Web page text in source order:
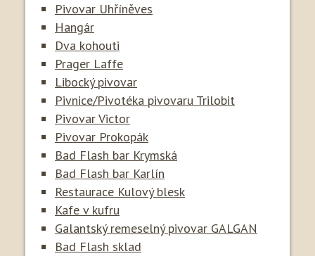
Pivovar Uhříněves
Hangár
Dva kohouti
Prager Laffe
Libocký pivovar
Pivnice/Pivotéka pivovaru Trilobit
Pivovar Victor
Pivovar Prokopák
Bad Flash bar Krymská
Bad Flash bar Karlín
Restaurace Kulový blesk
Kafe v kufru
Galantský remeselný pivovar GALGAN
Bad Flash sklad